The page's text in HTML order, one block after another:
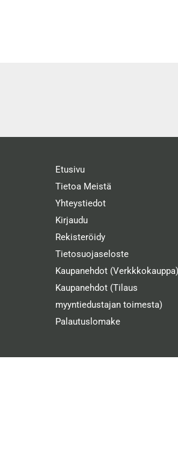
Etusivu
Tietoa Meistä
Yhteystiedot
Kirjaudu
Rekisteröidy
Tietosuojaseloste
Kaupanehdot (Verkkkokauppa)
Kaupanehdot (Tilaus
myyntiedustajan toimesta)
Palautuslomake